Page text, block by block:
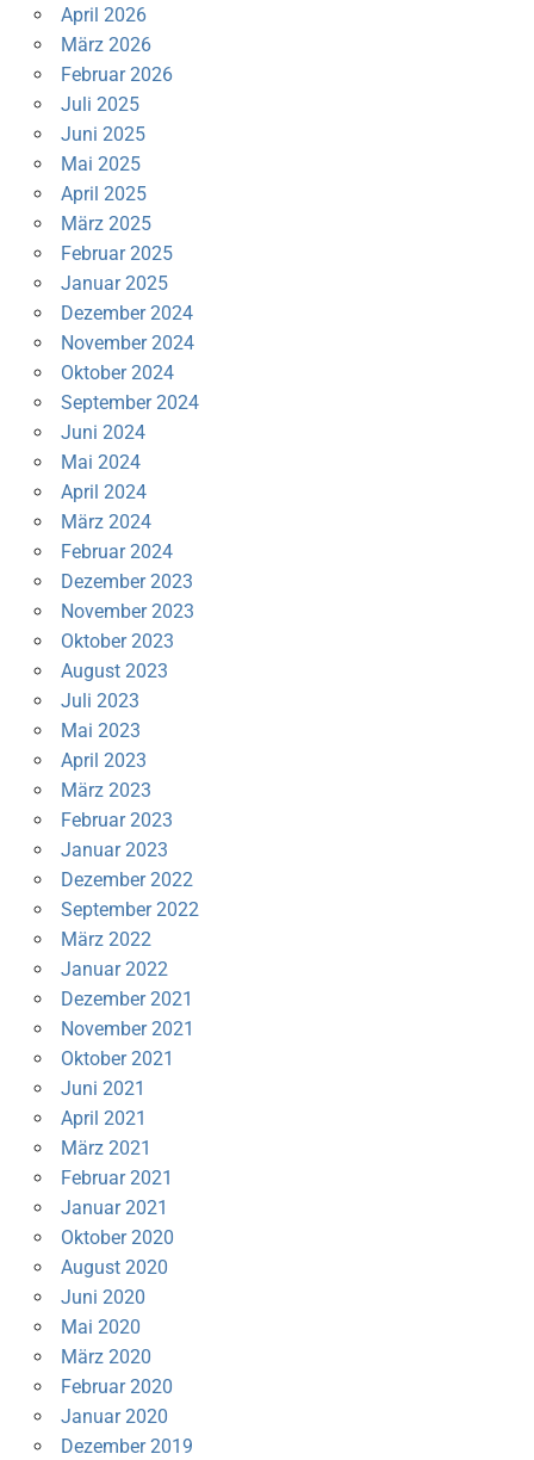
April 2026
März 2026
Februar 2026
Juli 2025
Juni 2025
Mai 2025
April 2025
März 2025
Februar 2025
Januar 2025
Dezember 2024
November 2024
Oktober 2024
September 2024
Juni 2024
Mai 2024
April 2024
März 2024
Februar 2024
Dezember 2023
November 2023
Oktober 2023
August 2023
Juli 2023
Mai 2023
April 2023
März 2023
Februar 2023
Januar 2023
Dezember 2022
September 2022
März 2022
Januar 2022
Dezember 2021
November 2021
Oktober 2021
Juni 2021
April 2021
März 2021
Februar 2021
Januar 2021
Oktober 2020
August 2020
Juni 2020
Mai 2020
März 2020
Februar 2020
Januar 2020
Dezember 2019